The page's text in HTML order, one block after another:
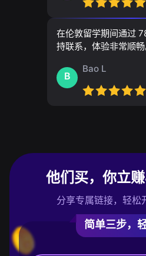
在伦敦留学期间通过
持联系，体验非常顺畅
B
Bao L
他们买，你立赚
分享专属链接，轻松
简单三步，